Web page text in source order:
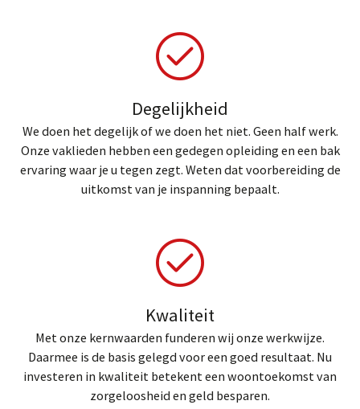
Degelijkheid
We doen het degelijk of we doen het niet. Geen half werk.
Onze vaklieden hebben een gedegen opleiding en een bak
ervaring waar je u tegen zegt. Weten dat voorbereiding de
uitkomst van je inspanning bepaalt.
Kwaliteit
Met onze kernwaarden funderen wij onze werkwijze.
Daarmee is de basis gelegd voor een goed resultaat. Nu
investeren in kwaliteit betekent een woontoekomst van
zorgeloosheid en geld besparen.